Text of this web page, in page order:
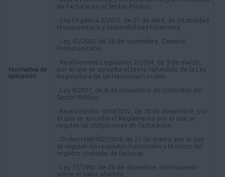
Normativa de
aplicación
de Facturas en el Sector Público.
· Ley Orgánica 2/2012, de 27 de abril, de Estabilidad
Presupuestaria y Sostenibilidad Financiera.
· Ley 47/2003, de 26 de noviembre, General
Presupuestaria.
· Real Decreto Legislativo 2/2004, de 5 de marzo,
por el que se aprueba el texto refundido de la Ley
Reguladora de las Haciendas Locales.
· Ley 9/2017, de 8 de noviembre de Contratos del
Sector Público.
· Real Decreto 1619/2012, de 30 de noviembre, por
el que se aprueba el Reglamento por el que se
regulan las obligaciones de facturación.
· Orden HAP/492/2014, de 27 de marzo, por la que
se regulan los requisitos funcionales y técnicos del
registro contable de facturas.
· Ley 37/1992, de 28 de diciembre, del Impuesto
sobre el Valor añadido.